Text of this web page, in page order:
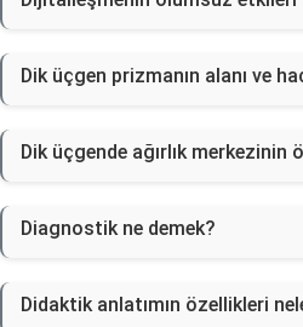
Dik üçgen prizmanın alanı ve
Dik üçgende ağırlık merkezinin
Diagnostik ne demek?
Didaktik anlatımın özellikleri